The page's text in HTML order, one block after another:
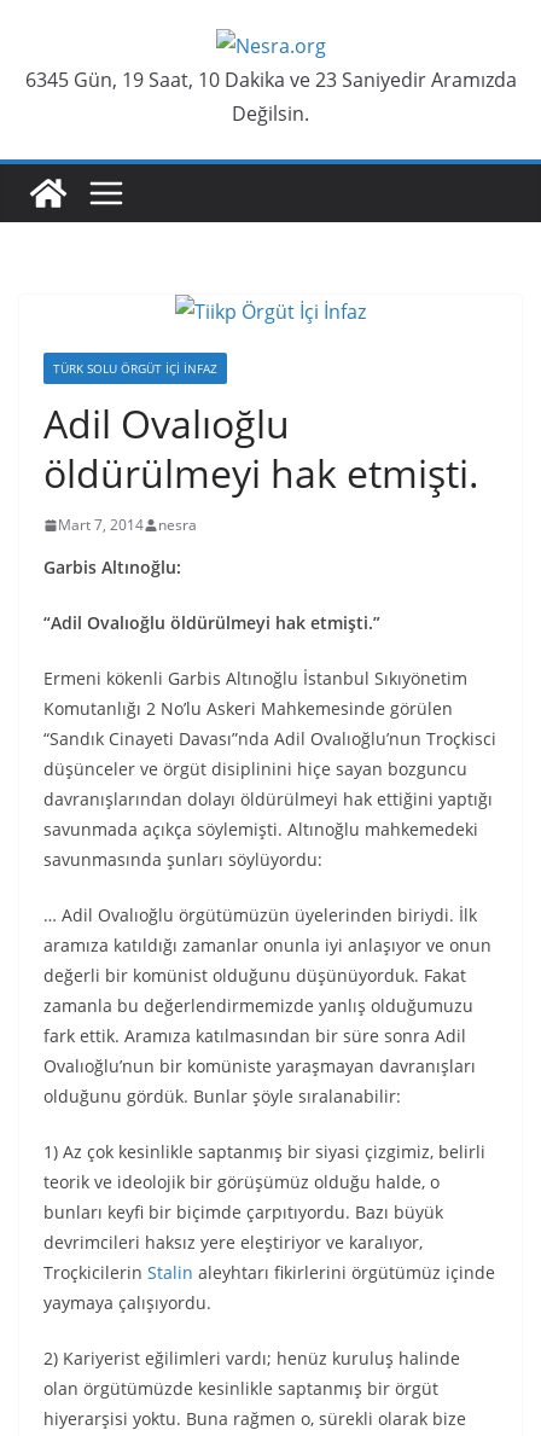
content
6345 Gün, 19 Saat, 10 Dakika ve 23 Saniyedir Aramızda
Değilsin.
TÜRK SOLU ÖRGÜT İÇI İNFAZ
Adil Ovalıoğlu
öldürülmeyi hak etmişti.
Mart 7, 2014 nesra
Garbis Altınoğlu:
“Adil Ovalıoğlu öldürülmeyi hak etmişti.”
Ermeni kökenli Garbis Altınoğlu İstanbul Sıkıyönetim
Komutanlığı 2 No’lu Askeri Mahkemesinde görülen
“Sandık Cinayeti Davası”nda Adil Ovalıoğlu’nun Troçkisci
düşünceler ve örgüt disiplinini hiçe sayan bozguncu
davranışlarından dolayı öldürülmeyi hak ettiğini yaptığı
savunmada açıkça söylemişti. Altınoğlu mahkemedeki
savunmasında şunları söylüyordu:
… Adil Ovalıoğlu örgütümüzün üyelerinden biriydi. İlk
aramıza katıldığı zamanlar onunla iyi anlaşıyor ve onun
değerli bir komünist olduğunu düşünüyorduk. Fakat
zamanla bu değerlendirmemizde yanlış olduğumuzu
fark ettik. Aramıza katılmasından bir süre sonra Adil
Ovalıoğlu’nun bir komüniste yaraşmayan davranışları
olduğunu gördük. Bunlar şöyle sıralanabilir:
1) Az çok kesinlikle saptanmış bir siyasi çizgimiz, belirli
teorik ve ideolojik bir görüşümüz olduğu halde, o
bunları keyfi bir biçimde çarpıtıyordu. Bazı büyük
devrimcileri haksız yere eleştiriyor ve karalıyor,
Troçkicilerin Stalin aleyhtarı fikirlerini örgütümüz içinde
yaymaya çalışıyordu.
2) Kariyerist eğilimleri vardı; henüz kuruluş halinde
olan örgütümüzde kesinlikle saptanmış bir örgüt
hiyerarşisi yoktu. Buna rağmen o, sürekli olarak bize